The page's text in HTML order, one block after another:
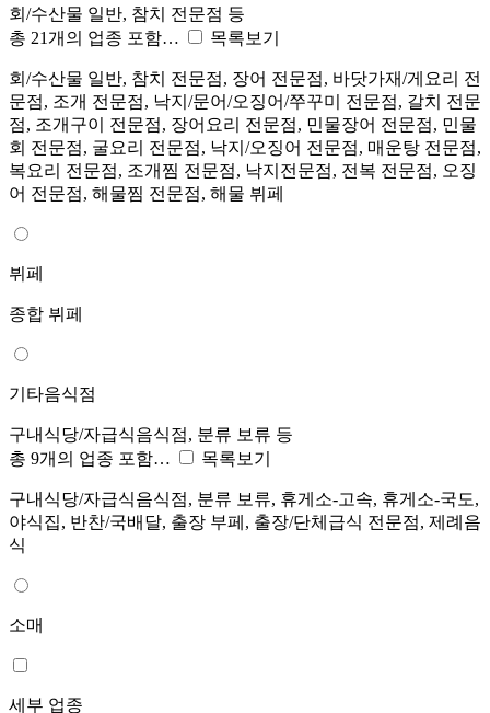
회/수산물 일반, 참치 전문점 등
총 21개의 업종 포함…
목록보기
회/수산물 일반, 참치 전문점, 장어 전문점, 바닷가재/게요리 전
문점, 조개 전문점, 낙지/문어/오징어/쭈꾸미 전문점, 갈치 전문
점, 조개구이 전문점, 장어요리 전문점, 민물장어 전문점, 민물
회 전문점, 굴요리 전문점, 낙지/오징어 전문점, 매운탕 전문점,
복요리 전문점, 조개찜 전문점, 낙지전문점, 전복 전문점, 오징
어 전문점, 해물찜 전문점, 해물 뷔페
뷔페
종합 뷔페
기타음식점
구내식당/자급식음식점, 분류 보류 등
총 9개의 업종 포함…
목록보기
구내식당/자급식음식점, 분류 보류, 휴게소-고속, 휴게소-국도,
야식집, 반찬/국배달, 출장 부페, 출장/단체급식 전문점, 제례음
식
소매
세부 업종